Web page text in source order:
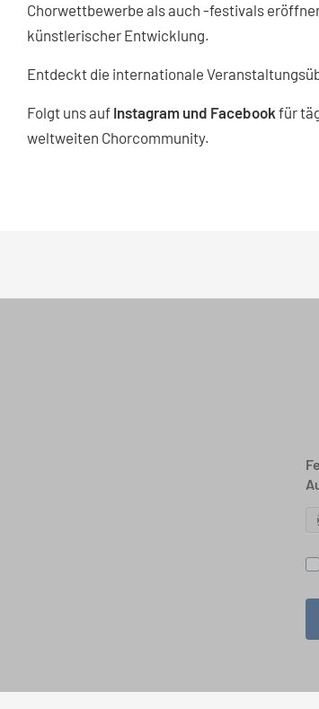
Chorwettbewerbe als auch -festivals
künstlerischer Entwicklung.
Entdeckt die internationale
Folgt uns auf Instagram und Facebook für
weltweiten Chorcommunity.